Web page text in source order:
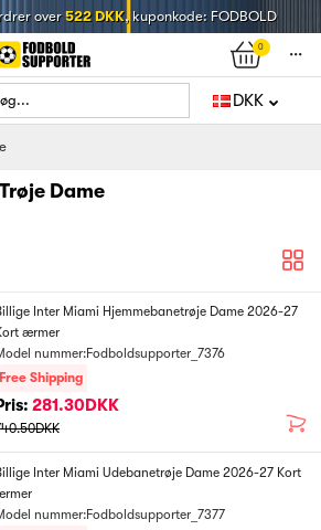
over522 DKK, kuponkode: FODBOLD
0
󰄒
DKK
Dame
Inter Miami Hjemmebanetrøje Dame 2026-27
ærmer
nummer:Fodboldsupporter_7376
Free Shipping
281.30DKK
Inter Miami Udebanetrøje Dame 2026-27 Kort
nummer:Fodboldsupporter_7377